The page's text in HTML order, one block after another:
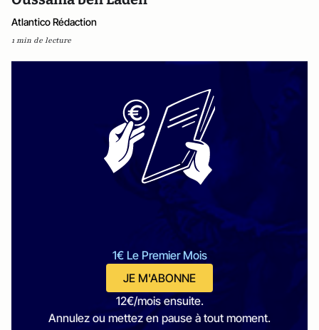
Atlantico Rédaction
1 min de lecture
1€ Le Premier Mois
JE M'ABONNE
12€/mois ensuite.
Annulez ou mettez en pause à tout moment.